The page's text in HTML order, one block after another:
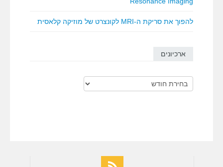
להפוך את סריקת ה-MRI לקונצרט של מוזיקה קלאסית
ארכיונים
ארכיונים